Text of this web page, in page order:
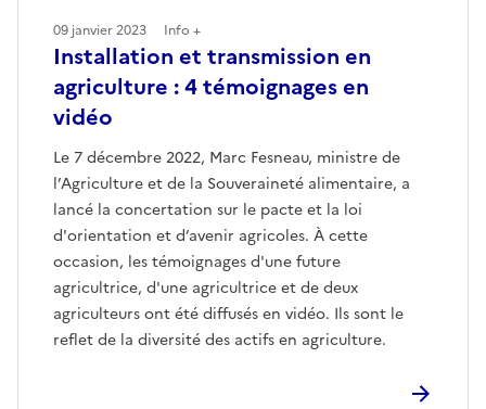
Installation et transmission en
agriculture : 4 témoignages en
vidéo
Le 7 décembre 2022, Marc Fesneau, ministre de
l’Agriculture et de la Souveraineté alimentaire, a
lancé la concertation sur le pacte et la loi
d'orientation et d’avenir agricoles. À cette
occasion, les témoignages d'une future
agricultrice, d'une agricultrice et de deux
agriculteurs ont été diffusés en vidéo. Ils sont le
reflet de la diversité des actifs en agriculture.
09 janvier 2023 Info +